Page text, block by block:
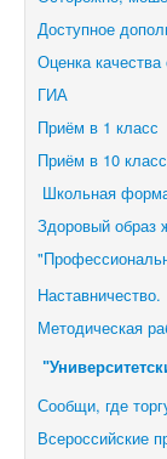
Доступное
Оценка качества
ГИА
Приём в 1 класс
Приём в 10 класс
Школьная
Здоровый образ
Наставничество.
Методическая
Сообщи, где
Всероссийские